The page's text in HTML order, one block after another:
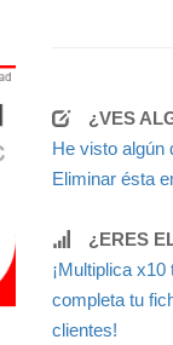
¿VES
He visto algún
Eliminar ésta
¿ERES
¡Multiplica x10
completa tu
clientes!